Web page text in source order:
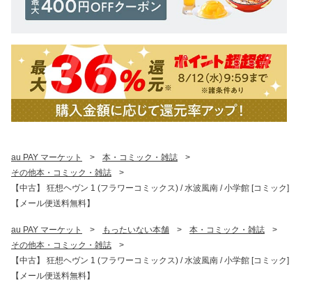
au PAY マーケット > 本・コミック・雑誌
>
その他本・コミック・雑誌
>
【中古】 狂想ヘヴン 1 (フラワーコミックス) / 水波風南 / 小学館 [コミック]
【メール便送料無料】
au PAY マーケット > もったいない本舗 > 本・コミック・雑誌
>
その他本・コミック・雑誌
>
【中古】 狂想ヘヴン 1 (フラワーコミックス) / 水波風南 / 小学館 [コミック]
【メール便送料無料】